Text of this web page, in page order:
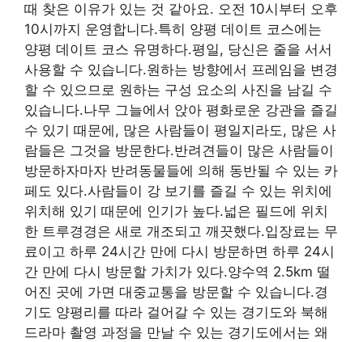
때 찾은 이유가 있는 것 같아요. 오전 10시부터 오후
10시까지 운영합니다.특히 양평 데이트 코스에는
양평 데이트 코스 유명하다.평일, 당신은 줄을 서서
사용할 수 있습니다.원하는 방향에서 프레임을 변경
할 수 있으므로 원하는 구성 요소의 사진을 남길 수
있습니다.나무 그늘에서 앉아 평화로운 강관을 즐길
수 있기 때문에, 많은 사람들이 평일지라도, 많은 사
람들은 그것을 방문한다.반려견들이 많은 사람들이
방문하자마자 반려동물들에 의해 동반될 수 있는 카
페도 있다.사람들이 강 보기를 즐길 수 있는 위치에
위치해 있기 때문에 인기가 높다.넓은 필드에 위치
한 트루경경은 새로 개조되고 깨끗했다.입장료는 무
료이고 하루 24시간 만에 다시 방문하면 하루 24시
간 만에 다시 방문할 가치가 있다.양수역 2.5km 떨
어진 곳에 가면 대중교통을 방문할 수 있습니다.경
기도 양평리를 따라 걸어갈 수 있는 경기도와 북해
드라마 촬영 과정을 만날 수 있는 경기도에서는 왜